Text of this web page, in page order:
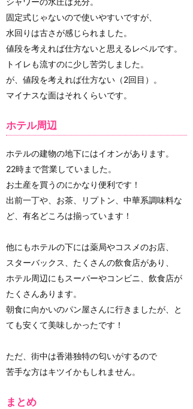
固定式じゃないので使いやすいですが、
水回りは古さが感じられました。
値段を考えれば仕方ないと思えるレベルです。
トイレも流すのに少し苦労しました。
が、値段を考えれば仕方ない（2回目）。
マイナスな面はそれくらいです。
ホテル周辺
ホテルの建物の地下にはイオンがあります。
22時まで営業していました。
お土産を買うのにかなり便利です！
出前一丁や、お茶、リプトン、中華系調味料な
ど、有名どころは揃っています！
他にもホテルの下には薬局やコスメのお店、
スターバックス、たくさんの飲食店があり、
ホテル周辺にもスーパーやコンビニ、飲食店が
たくさんあります。
朝食に向かいのパン屋さんに行きましたが、と
ても安くて美味しかったです！
ただ、街中は香港独特の匂いがするので
苦手な方はキツイかもしれません。
まとめ